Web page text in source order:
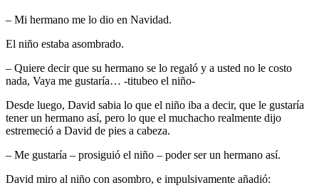
– Mi hermano me lo dio en Navidad.
El niño estaba asombrado.
– Quiere decir que su hermano se lo regaló y a usted no le costo
nada, Vaya me gustaría… -titubeo el niño-
Desde luego, David sabia lo que el niño iba a decir, que le gustaría
tener un hermano así, pero lo que el muchacho realmente dijo
estremeció a David de pies a cabeza.
– Me gustaría – prosiguió el niño – poder ser un hermano así.
David miro al niño con asombro, e impulsivamente añadió: